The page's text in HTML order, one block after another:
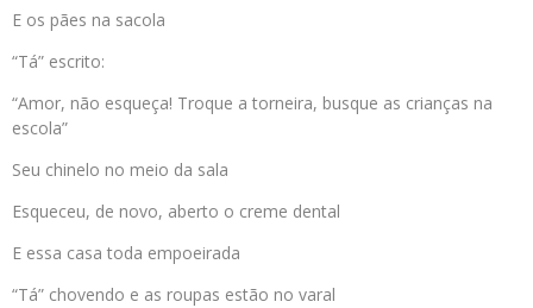
E os pães na sacola
“Tá” escrito:
“Amor, não esqueça! Troque a torneira, busque as crianças na
escola”
Seu chinelo no meio da sala
Esqueceu, de novo, aberto o creme dental
E essa casa toda empoeirada
“Tá” chovendo e as roupas estão no varal